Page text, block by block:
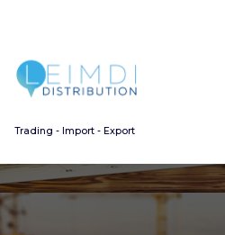
Trading - Import - Export